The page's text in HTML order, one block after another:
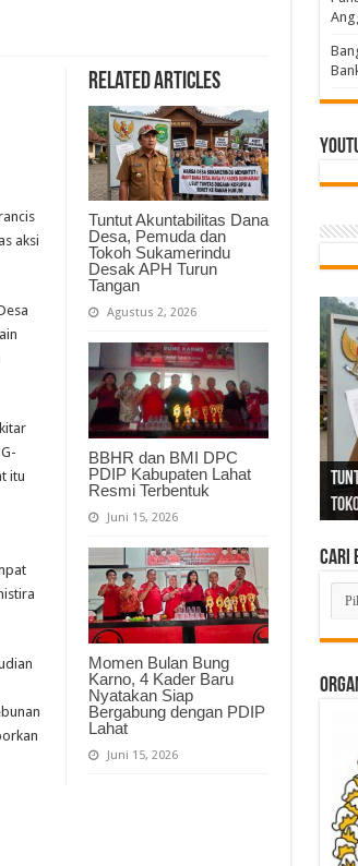
Related Articles
Tuntut Akuntabilitas Dana
Desa, Pemuda dan
Tokoh Sukamerindu
Desak APH Turun
Tangan
Agustus 2, 2026
BBHR dan BMI DPC
PDIP Kabupaten Lahat
Resmi Terbentuk
Juni 15, 2026
Momen Bulan Bung
Karno, 4 Kader Baru
Nyatakan Siap
Bergabung dengan PDIP
Lahat
Juni 15, 2026
aksi
itu
Cari
Cari
di